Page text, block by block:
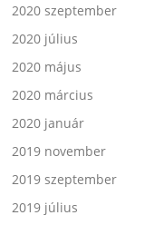
2020 szeptember
2020 július
2020 május
2020 március
2020 január
2019 november
2019 szeptember
2019 július